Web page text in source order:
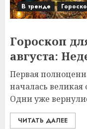
В тренде
Гороскоп
августа:
Первая
началась великая
Одни уже
ЧИТАТЬ ДАЛЕЕ